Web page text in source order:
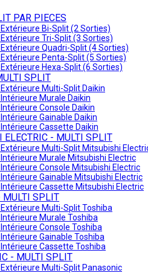
PAR PIECES
Bi-Split (2 Sorties)
Tri-Split (3 Sorties)
Quadri-Split (4 Sorties)
Penta-Split (5 Sorties)
Hexa-Split (6 Sorties)
SPLIT
Multi-Split Daikin
Murale Daikin
Console Daikin
Gainable Daikin
Cassette Daikin
ELECTRIC - MULTI SPLIT
Multi-Split Mitsubishi
Murale Mitsubishi Electric
Console Mitsubishi Electric
Gainable Mitsubishi Electric
Cassette Mitsubishi Electric
MULTI SPLIT
Multi-Split Toshiba
Murale Toshiba
Console Toshiba
Gainable Toshiba
Cassette Toshiba
- MULTI SPLIT
Multi-Split Panasonic